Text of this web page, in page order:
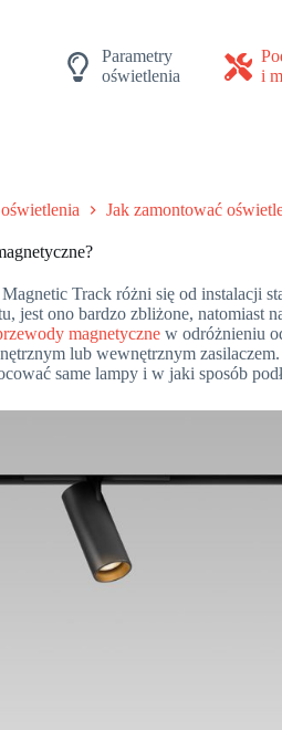
Parametry
oświetlenia
i
Jak zamontować
Track różni się od instalacji
jest ono bardzo zbliżone, natomiast
magnetyczne w odróżnieniu
lub wewnętrznym
same lampy i w jaki sposób